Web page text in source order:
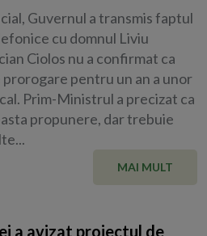
Guvernul a transmis faptul
cu domnul Liviu
Ciolos nu a confirmat ca
pentru un an a unor
Prim-Ministrul a precizat ca
propunere, dar trebuie
MAI MULT
a avizat proiectul de